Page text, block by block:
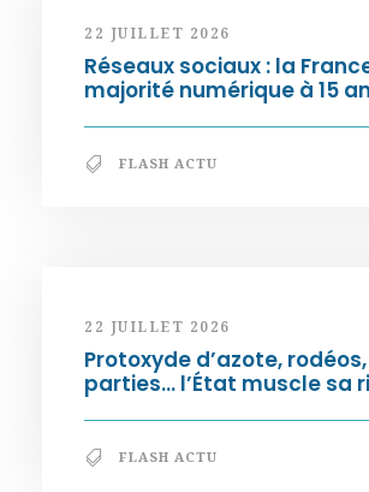
22 JUILLET 2026
Réseaux sociaux : la
majorité numérique à 15
FLASH ACTU
22 JUILLET 2026
Protoxyde d’azote,
parties… l’État muscle sa
FLASH ACTU